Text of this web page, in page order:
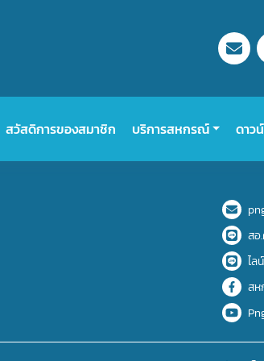
สวัสดิการของสมาชิก บริการสหกรณ์ ดาว
สอ
ไล
สห